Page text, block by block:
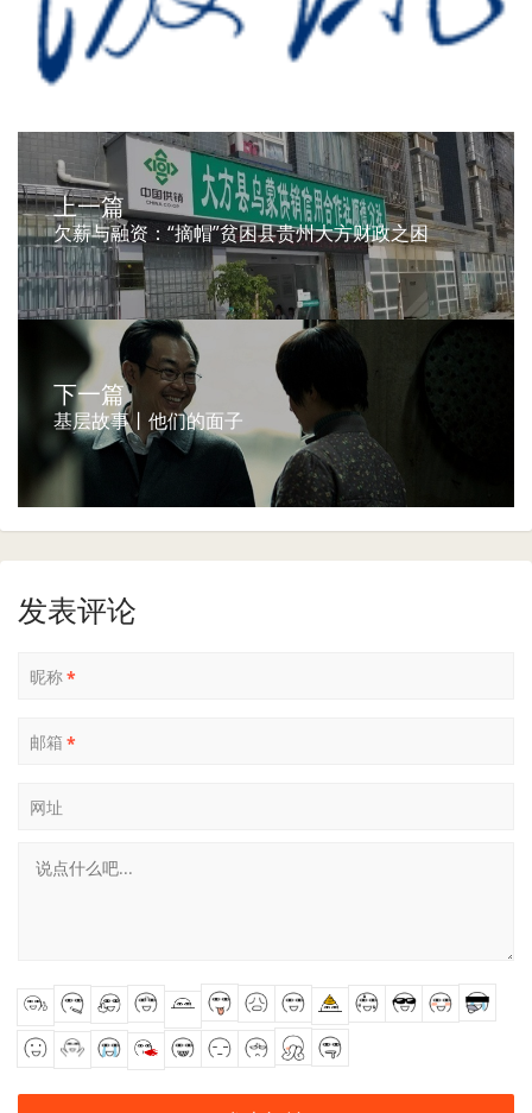
上一篇
欠薪与融资：“摘帽”贫困县贵州大方财政之困
下一篇
基层故事丨他们的面子
发表评论
昵称*
邮箱 *
网址